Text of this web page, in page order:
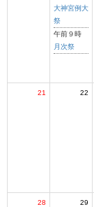
大神宮例大
祭
午前９時
月次祭
21 22
28 29